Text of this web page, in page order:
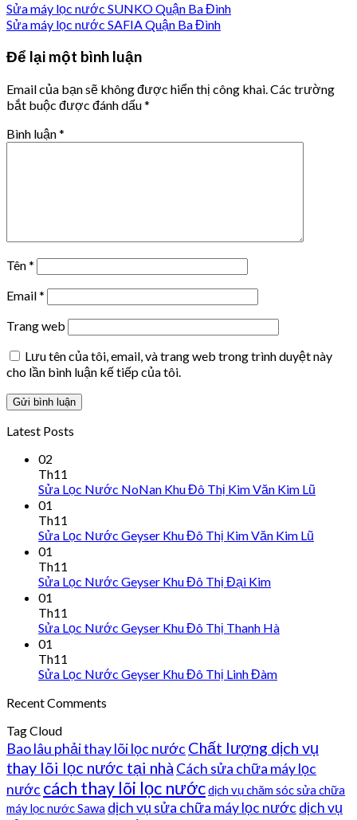
Sửa máy lọc nước SUNKO Quận Ba Đình
Sửa máy lọc nước SAFIA Quận Ba Đình
Để lại một bình luận
Email của bạn sẽ không được hiển thị công khai. Các trường
bắt buộc được đánh dấu*
Bình luận*
Tên*
Email*
Trang web
Lưu tên của tôi, email, và trang web trong trình duyệt này
cho lần bình luận kế tiếp của tôi.
Latest Posts
02
Th11
Sửa Lọc Nước NoNan Khu Đô Thị Kim Văn Kim Lũ
01
Th11
Sửa Lọc Nước Geyser Khu Đô Thị Kim Văn Kim Lũ
01
Th11
Sửa Lọc Nước Geyser Khu Đô Thị Đại Kim
01
Th11
Sửa Lọc Nước Geyser Khu Đô Thị Thanh Hà
01
Th11
Sửa Lọc Nước Geyser Khu Đô Thị Linh Đàm
Recent Comments
Tag Cloud
Bao lâu phải thay lõi lọc nước Chất lượng dịch vụ
thay lõi lọc nước tại nhà Cách sửa chữa máy lọc
nước cách thay lõi lọc nướcdịch vụ chăm sóc sửa chữa
máy lọc nước Sawa dịch vụ sửa chữa máy lọc nước dịch vụ